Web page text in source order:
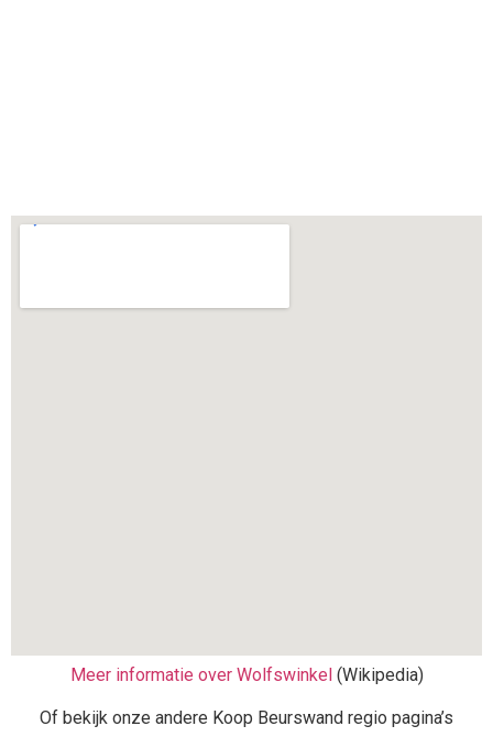
Meer informatie over Wolfswinkel(Wikipedia)
Of bekijk onze andere Koop Beurswand regio pagina’s